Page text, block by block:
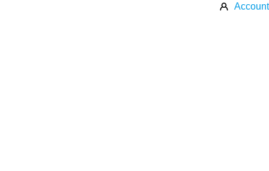
Account